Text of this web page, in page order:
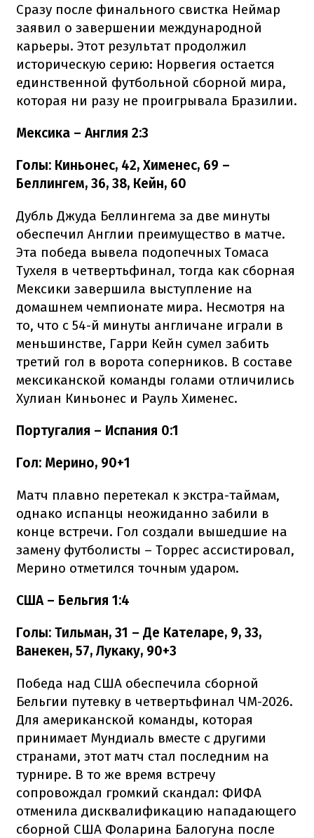
Сразу после финального свистка Неймар
заявил о завершении международной
карьеры. Этот результат продолжил
историческую серию: Норвегия остается
единственной футбольной сборной мира,
которая ни разу не проигрывала Бразилии.
Мексика – Англия 2:3
Голы: Киньонес, 42, Хименес, 69 –
Беллингем, 36, 38, Кейн, 60
Дубль Джуда Беллингема за две минуты
обеспечил Англии преимущество в матче.
Эта победа вывела подопечных Томаса
Тухеля в четвертьфинал, тогда как сборная
Мексики завершила выступление на
домашнем чемпионате мира. Несмотря на
то, что с 54-й минуты англичане играли в
меньшинстве, Гарри Кейн сумел забить
третий гол в ворота соперников. В составе
мексиканской команды голами отличились
Хулиан Киньонес и Рауль Хименес.
Португалия – Испания 0:1
Гол: Мерино, 90+1
Матч плавно перетекал к экстра-таймам,
однако испанцы неожиданно забили в
конце встречи. Гол создали вышедшие на
замену футболисты – Торрес ассистировал,
Мерино отметился точным ударом.
США – Бельгия 1:4
Голы: Тильман, 31 – Де Кателаре, 9, 33,
Ванекен, 57, Лукаку, 90+3
Победа над США обеспечила сборной
Бельгии путевку в четвертьфинал ЧМ-2026.
Для американской команды, которая
принимает Мундиаль вместе с другими
странами, этот матч стал последним на
турнире. В то же время встречу
сопровождал громкий скандал: ФИФА
отменила дисквалификацию нападающего
сборной США Фоларина Балогуна после